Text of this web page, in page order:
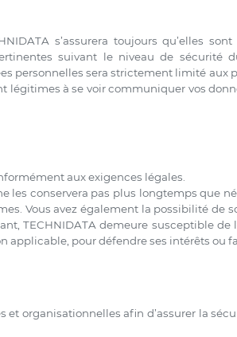
s’assurera toujours qu’elles sont
suivant le niveau de sécurité
personnelles sera strictement limité aux
légitimes à se voir communiquer vos
aux exigences légales.
les conservera pas plus longtemps que
Vous avez également la possibilité de
TECHNIDATA demeure susceptible de
pour défendre ses intérêts ou
organisationnelles afin d’assurer la